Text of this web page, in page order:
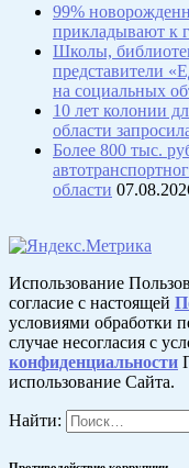
99%
прикладывают к
Школы,
представители
на социальных
10 лет колонии
области
Более 800 тыс.
области
Использование
согласие с настоящей
условиями обработки
случае несогласия с
конфиденциальности
использование Сайта.
Найти: